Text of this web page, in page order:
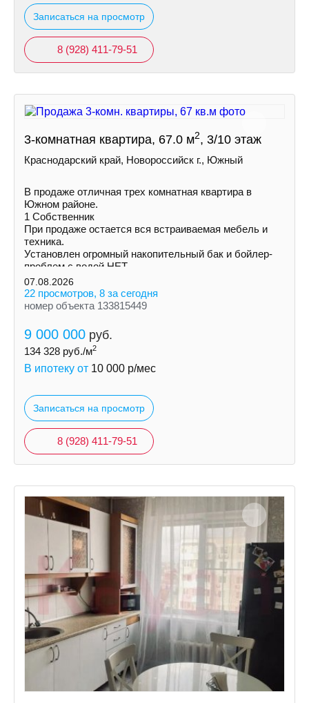
Записаться на просмотр
8 (928) 411-79-51
3-комнатная квартира, 67.0 м2, 3/10 этаж
Краснодарский край, Новороссийск г., Южный
В продаже отличная трех комнатная квартира в
Южном районе.
1 Собственник
При продаже остается вся встраиваемая мебель и
техника.
Установлен огромный накопительный бак и бойлер-
проблем с водой НЕТ.
Увеличена площадь кухни и одной из комнат за счет
балконов.
07.08.2026
22 просмотров, 8 за сегодня
номер объекта 133815449
9 000 000 руб.
134 328 руб./м2
В ипотеку от 10 000 р/мес
Записаться на просмотр
8 (928) 411-79-51